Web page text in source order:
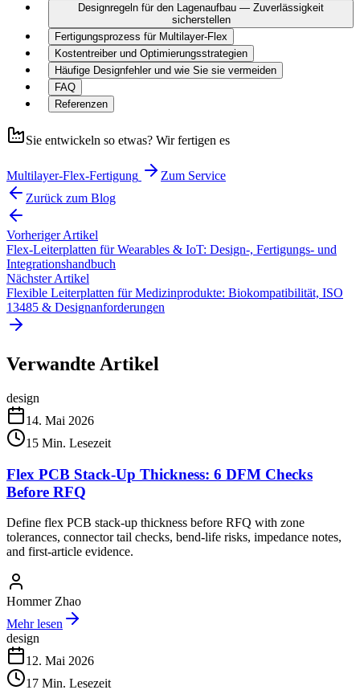
Designregeln für den Lagenaufbau — Zuverlässigkeit
sicherstellen
Fertigungsprozess für Multilayer-Flex
Kostentreiber und Optimierungsstrategien
Häufige Designfehler und wie Sie sie vermeiden
FAQ
Referenzen
Sie entwickeln so etwas? Wir fertigen es
Multilayer-Flex-Fertigung
Zum Service
Zurück zum Blog
Vorheriger Artikel
Flex-Leiterplatten für Wearables & IoT: Design-, Fertigungs- und
Integrationshandbuch
Nächster Artikel
Flexible Leiterplatten für Medizinprodukte: Biokompatibilität, ISO
13485 & Designanforderungen
Verwandte Artikel
design
14. Mai 2026
15 Min. Lesezeit
Flex PCB Stack-Up Thickness: 6 DFM Checks
Before RFQ
Define flex PCB stack-up thickness before RFQ with zone
tolerances, connector tail checks, bend-life risks, impedance notes,
and first-article evidence.
Hommer Zhao
Mehr lesen
design
12. Mai 2026
17 Min. Lesezeit